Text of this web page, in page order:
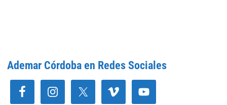
Ademar Córdoba en Redes Sociales